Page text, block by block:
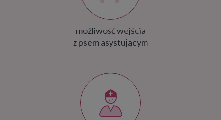
możliwość wejścia
z psem asystującym